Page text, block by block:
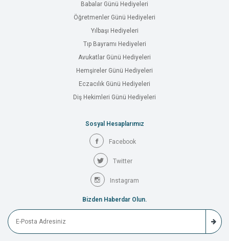
Babalar Günü Hediyeleri
Öğretmenler Günü Hediyeleri
Yılbaşı Hediyeleri
Tıp Bayramı Hediyeleri
Avukatlar Günü Hediyeleri
Hemşireler Günü Hediyeleri
Eczacılık Günü Hediyeleri
Diş Hekimleri Günü Hediyeleri
Sosyal Hesaplarımız
Facebook
Twitter
Instagram
Bizden Haberdar Olun.